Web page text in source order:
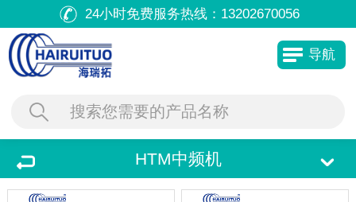
24小时免费服务热线： 13202670056
导航
HTM中频机